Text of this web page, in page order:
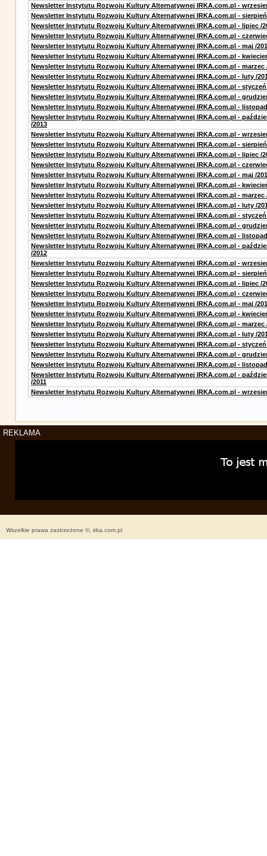
Newsletter Instytutu Rozwoju Kultury Alternatywnej IRKA.com.pl -
Newsletter Instytutu Rozwoju Kultury Alternatywnej IRKA.com.pl - sierpień
Newsletter Instytutu Rozwoju Kultury Alternatywnej IRKA.com.pl - lipiec /
Newsletter Instytutu Rozwoju Kultury Alternatywnej IRKA.com.pl -
Newsletter Instytutu Rozwoju Kultury Alternatywnej IRKA.com.pl - maj /
Newsletter Instytutu Rozwoju Kultury Alternatywnej IRKA.com.pl -
Newsletter Instytutu Rozwoju Kultury Alternatywnej IRKA.com.pl - marzec
Newsletter Instytutu Rozwoju Kultury Alternatywnej IRKA.com.pl - luty /
Newsletter Instytutu Rozwoju Kultury Alternatywnej IRKA.com.pl - styczeń
Newsletter Instytutu Rozwoju Kultury Alternatywnej IRKA.com.pl -
Newsletter Instytutu Rozwoju Kultury Alternatywnej IRKA.com.pl - listopad
Newsletter Instytutu Rozwoju Kultury Alternatywnej IRKA.com.pl -
/2013
Newsletter Instytutu Rozwoju Kultury Alternatywnej IRKA.com.pl -
Newsletter Instytutu Rozwoju Kultury Alternatywnej IRKA.com.pl - sierpień
Newsletter Instytutu Rozwoju Kultury Alternatywnej IRKA.com.pl - lipiec /
Newsletter Instytutu Rozwoju Kultury Alternatywnej IRKA.com.pl -
Newsletter Instytutu Rozwoju Kultury Alternatywnej IRKA.com.pl - maj /
Newsletter Instytutu Rozwoju Kultury Alternatywnej IRKA.com.pl -
Newsletter Instytutu Rozwoju Kultury Alternatywnej IRKA.com.pl - marzec
Newsletter Instytutu Rozwoju Kultury Alternatywnej IRKA.com.pl - luty /
Newsletter Instytutu Rozwoju Kultury Alternatywnej IRKA.com.pl - styczeń
Newsletter Instytutu Rozwoju Kultury Alternatywnej IRKA.com.pl -
Newsletter Instytutu Rozwoju Kultury Alternatywnej IRKA.com.pl - listopad
Newsletter Instytutu Rozwoju Kultury Alternatywnej IRKA.com.pl -
/2012
Newsletter Instytutu Rozwoju Kultury Alternatywnej IRKA.com.pl -
Newsletter Instytutu Rozwoju Kultury Alternatywnej IRKA.com.pl - sierpień
Newsletter Instytutu Rozwoju Kultury Alternatywnej IRKA.com.pl - lipiec /
Newsletter Instytutu Rozwoju Kultury Alternatywnej IRKA.com.pl -
Newsletter Instytutu Rozwoju Kultury Alternatywnej IRKA.com.pl - maj /
Newsletter Instytutu Rozwoju Kultury Alternatywnej IRKA.com.pl -
Newsletter Instytutu Rozwoju Kultury Alternatywnej IRKA.com.pl - marzec
Newsletter Instytutu Rozwoju Kultury Alternatywnej IRKA.com.pl - luty /
Newsletter Instytutu Rozwoju Kultury Alternatywnej IRKA.com.pl - styczeń
Newsletter Instytutu Rozwoju Kultury Alternatywnej IRKA.com.pl -
Newsletter Instytutu Rozwoju Kultury Alternatywnej IRKA.com.pl - listopad
Newsletter Instytutu Rozwoju Kultury Alternatywnej IRKA.com.pl -
/2011
Newsletter Instytutu Rozwoju Kultury Alternatywnej IRKA.com.pl -
REKLAMA
Wszelkie prawa zastrzeżone ©, irka.com.pl